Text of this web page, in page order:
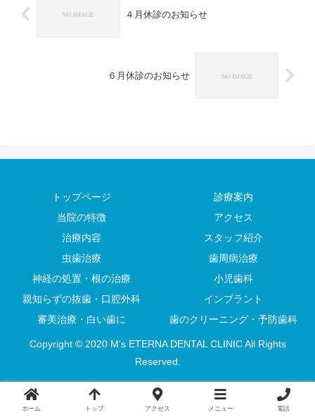
４月休診のお知らせ
６月休診のお知らせ
トップページ
診療案内
当院の特徴
アクセス
治療内容
スタッフ紹介
虫歯治療
歯周病治療
神経の処置・根の治療
小児歯科
親知らずの抜歯・口腔外科
インプラント
審美治療・白い歯に
歯のクリーニング・予防歯科
Copyright © 2020 M's ETERNA DENTAL CLINIC All Rights
Reserved.
ホーム トップ アクセス メニュー 電話